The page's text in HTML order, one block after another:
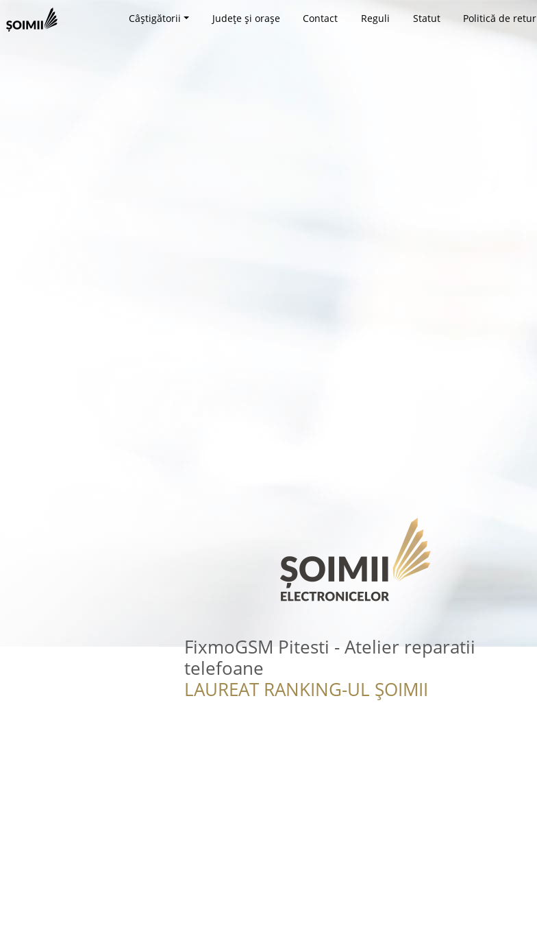
Câștigătorii Județe și orașe Contact Reguli Statut Politică de retur
FixmoGSM Pitesti - Atelier reparatii
telefoane
LAUREAT RANKING-UL ȘOIMII